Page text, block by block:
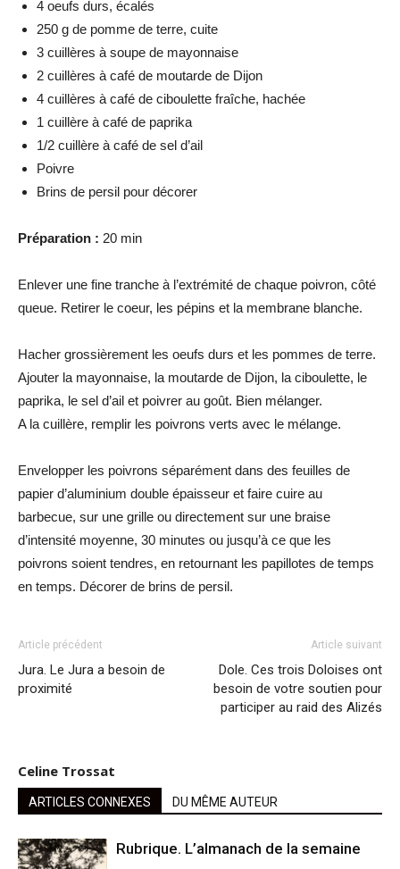
4 oeufs durs, écalés
250 g de pomme de terre, cuite
3 cuillères à soupe de mayonnaise
2 cuillères à café de moutarde de Dijon
4 cuillères à café de ciboulette fraîche, hachée
1 cuillère à café de paprika
1/2 cuillère à café de sel d’ail
Poivre
Brins de persil pour décorer
Préparation : 20 min
Enlever une fine tranche à l’extrémité de chaque poivron, côté
queue. Retirer le coeur, les pépins et la membrane blanche.
Hacher grossièrement les oeufs durs et les pommes de terre.
Ajouter la mayonnaise, la moutarde de Dijon, la ciboulette, le
paprika, le sel d’ail et poivrer au goût. Bien mélanger.
A la cuillère, remplir les poivrons verts avec le mélange.
Envelopper les poivrons séparément dans des feuilles de
papier d’aluminium double épaisseur et faire cuire au
barbecue, sur une grille ou directement sur une braise
d’intensité moyenne, 30 minutes ou jusqu’à ce que les
poivrons soient tendres, en retournant les papillotes de temps
en temps. Décorer de brins de persil.
Article précédent
Jura. Le Jura a besoin de
proximité
Article suivant
Dole. Ces trois Doloises ont
besoin de votre soutien pour
participer au raid des Alizés
Celine Trossat
ARTICLES CONNEXES DU MÊME AUTEUR
Rubrique. L’almanach de la semaine